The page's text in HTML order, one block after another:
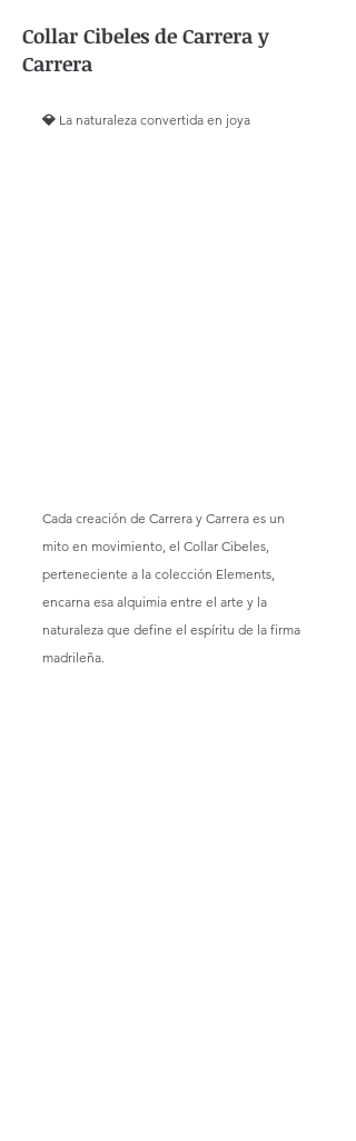
Collar Cibeles de Carrera y
Carrera
💎 La naturaleza convertida en joya
Cada creación de Carrera y Carrera es un
mito en movimiento, el Collar Cibeles,
perteneciente a la colección Elements,
encarna esa alquimia entre el arte y la
naturaleza que define el espíritu de la firma
madrileña.